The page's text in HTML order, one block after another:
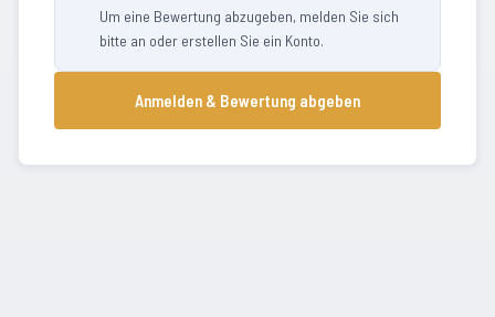
Um eine Bewertung abzugeben, melden Sie sich
bitte an oder erstellen Sie ein Konto.
Anmelden & Bewertung abgeben